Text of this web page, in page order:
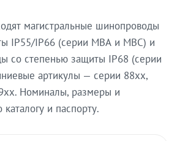
магистральные шинопроводы
IP55/IP66 (серии МВА и МВС) и
со степенью защиты IP68 (серии
артикулы — серии 88xx,
Номиналы, размеры и
и паспорту.